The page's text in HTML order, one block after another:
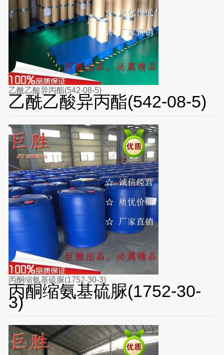
乙酰乙酸异丙酯(542-08-5)
乙酰乙酸异丙酯(542-08-5)
丙酮缩氨基硫脲(1752-30-3)
丙酮缩氨基硫脲(1752-30-
3)